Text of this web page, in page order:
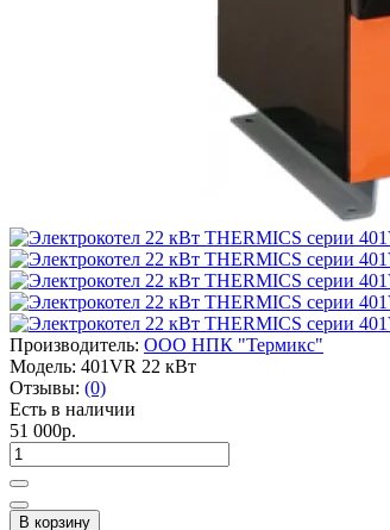
Производитель: ООО НПК "Термикс"
Модель: 401VR 22 кВт
Отзывы: (0)
Есть в наличии
51 000р.
В корзину